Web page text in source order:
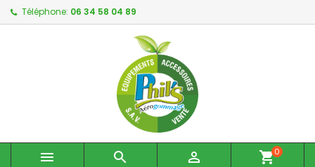
Téléphone: 06 34 58 04 89
   shopping_cart0
My wishlists ×
Créer une liste d'envies ×
Nom de la liste d'envies
Connexion ×
Vous devez être connecté pour ajouter des produits
à votre liste d'envies.
Annuler